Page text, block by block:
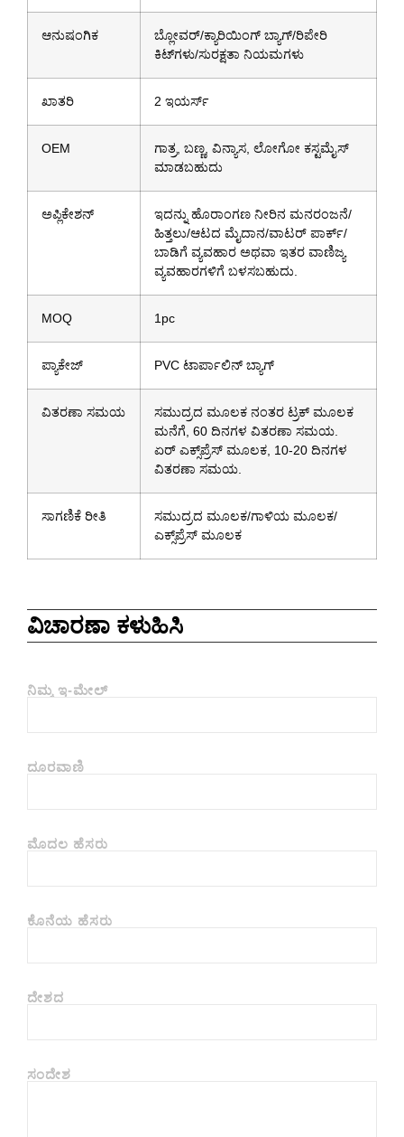
ಆನುಷಂಗಿಕ
ಬ್ಲೋವರ್/ಕ್ಯಾರಿಯಿಂಗ್ ಬ್ಯಾಗ್/ರಿಪೇರಿ
ಕಿಟ್‌ಗಳು/ಸುರಕ್ಷತಾ ನಿಯಮಗಳು
ಖಾತರಿ 2 ಇಯರ್ಸ್
OEM
ಗಾತ್ರ, ಬಣ್ಣ, ವಿನ್ಯಾಸ, ಲೋಗೋ ಕಸ್ಟಮೈಸ್
ಮಾಡಬಹುದು
ಅಪ್ಲಿಕೇಶನ್
ಇದನ್ನು ಹೊರಾಂಗಣ ನೀರಿನ ಮನರಂಜನೆ/
ಹಿತ್ತಲು/ಆಟದ ಮೈದಾನ/ವಾಟರ್ ಪಾರ್ಕ್/
ಬಾಡಿಗೆ ವ್ಯವಹಾರ ಅಥವಾ ಇತರ ವಾಣಿಜ್ಯ
ವ್ಯವಹಾರಗಳಿಗೆ ಬಳಸಬಹುದು.
MOQ 1pc
ಪ್ಯಾಕೇಜ್ PVC ಟಾರ್ಪಾಲಿನ್ ಬ್ಯಾಗ್
ವಿತರಣಾ ಸಮಯ
ಸಮುದ್ರದ ಮೂಲಕ ನಂತರ ಟ್ರಕ್ ಮೂಲಕ
ಮನೆಗೆ, 60 ದಿನಗಳ ವಿತರಣಾ ಸಮಯ.
ಏರ್ ಎಕ್ಸ್‌ಪ್ರೆಸ್ ಮೂಲಕ, 10-20 ದಿನಗಳ
ವಿತರಣಾ ಸಮಯ.
ಸಾಗಣಿಕೆ ರೀತಿ
ಸಮುದ್ರದ ಮೂಲಕ/ಗಾಳಿಯ ಮೂಲಕ/
ಎಕ್ಸ್‌ಪ್ರೆಸ್ ಮೂಲಕ
ವಿಚಾರಣಾ ಕಳುಹಿಸಿ
ನಿಮ್ಮ ಇ-ಮೇಲ್
ದೂರವಾಣಿ
ಮೊದಲ ಹೆಸರು
ಕೊನೆಯ ಹೆಸರು
ದೇಶದ
ಸಂದೇಶ